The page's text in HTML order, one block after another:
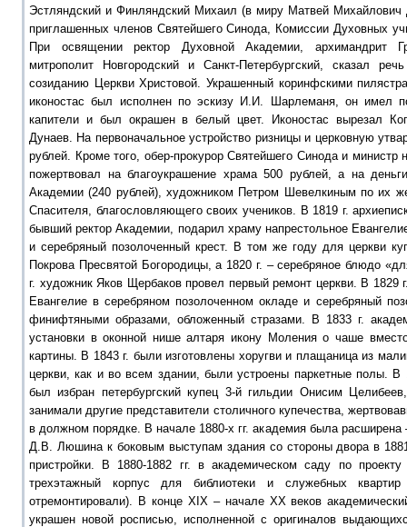
Эстляндский и Финляндский Михаил (в миру Матвей Михайлович
приглашенных членов Святейшего Синода, Комиссии Духовных
При освящении ректор Духовной Академии, архимандрит
митрополит Новгородский и Санкт-Петербургский, сказал
созиданию Церкви Христовой. Украшенный коринфскими
иконостас был исполнен по эскизу И.И. Шарлеманя, он имел
капители и был окрашен в белый цвет. Иконостас вырезал
Дунаев. На первоначальное устройство ризницы и церковную
рублей. Кроме того, обер-прокурор Святейшего Синода и
пожертвовал на благоукрашение храма 500 рублей, а на
Академии (240 рублей), художником Петром Шевелкиным по их
Спасителя, благословляющего своих учеников. В 1819 г.
бывший ректор Академии, подарил храму напрестольное
и серебряный позолоченный крест. В том же году для церкви
Покрова Пресвятой Богородицы, а 1820 г. – серебряное блюдо
г. художник Яков Щербаков провел первый ремонт церкви. В 1829
Евангелие в серебряном позолоченном окладе и серебряный
финифтяными образами, обложенный стразами. В 1833 г.
установки в оконной нише алтаря икону Моления о чаше
картины. В 1843 г. были изготовлены хоругви и плащаница из
церкви, как и во всем здании, были устроены паркетные полы. В
был избран петербургский купец 3-й гильдии Онисим
занимали другие представители столичного купечества,
в должном порядке. В начале 1880-х гг. академия была расширена
Д.В. Люшина к боковым выступам здания со стороны двора в
пристройки. В 1880-1882 гг. в академическом саду по
трехэтажный корпус для библиотеки и служебных
отремонтировали). В конце XIX – начале XX веков
украшен новой росписью, исполненной с оригиналов